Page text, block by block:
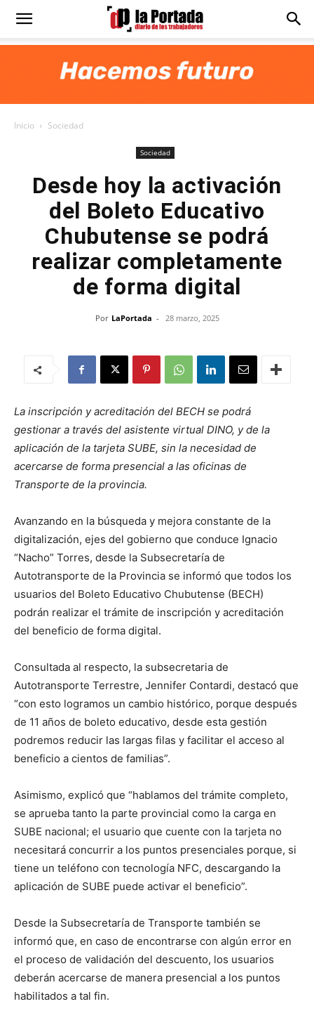
Diario
Inicio Sociedad
Sociedad
Desde hoy la activación
del Boleto Educativo
Chubutense se podrá
realizar completamente
de forma digital
Por LaPortada - 28 marzo, 2025
La inscripción y acreditación del BECH se podrá
gestionar a través del asistente virtual DINO, y de la
aplicación de la tarjeta SUBE, sin la necesidad de
acercarse de forma presencial a las oficinas de
Transporte de la provincia.
Avanzando en la búsqueda y mejora constante de la
digitalización, ejes del gobierno que conduce Ignacio
“Nacho” Torres, desde la Subsecretaría de
Autotransporte de la Provincia se informó que todos los
usuarios del Boleto Educativo Chubutense (BECH)
podrán realizar el trámite de inscripción y acreditación
del beneficio de forma digital.
Consultada al respecto, la subsecretaria de
Autotransporte Terrestre, Jennifer Contardi, destacó que
“con esto logramos un cambio histórico, porque después
de 11 años de boleto educativo, desde esta gestión
podremos reducir las largas filas y facilitar el acceso al
beneficio a cientos de familias”.
Asimismo, explicó que “hablamos del trámite completo,
se aprueba tanto la parte provincial como la carga en
SUBE nacional; el usuario que cuente con la tarjeta no
necesitará concurrir a los puntos presenciales porque, si
tiene un teléfono con tecnología NFC, descargando la
aplicación de SUBE puede activar el beneficio”.
Desde la Subsecretaría de Transporte también se
informó que, en caso de encontrarse con algún error en
el proceso de validación del descuento, los usuarios
deberán acercarse de manera presencial a los puntos
habilitados a tal fin.